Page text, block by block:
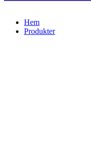
Hem
Produkter